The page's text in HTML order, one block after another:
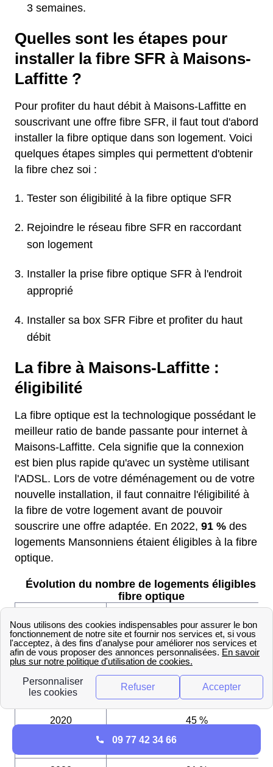
3 semaines.
Quelles sont les étapes pour
installer la fibre SFR à Maisons-
Laffitte ?
Pour profiter du haut débit à Maisons-Laffitte en
souscrivant une offre fibre SFR, il faut tout d'abord
installer la fibre optique dans son logement. Voici
quelques étapes simples qui permettent d'obtenir
la fibre chez soi :
Tester son éligibilité à la fibre optique SFR
Rejoindre le réseau fibre SFR en raccordant
son logement
Installer la prise fibre optique SFR à l'endroit
approprié
Installer sa box SFR Fibre et profiter du haut
débit
La fibre à Maisons-Laffitte :
éligibilité
La fibre optique est la technologique possédant le
meilleur ratio de bande passante pour internet à
Maisons-Laffitte. Cela signifie que la connexion
est bien plus rapide qu'avec un système utilisant
l'ADSL. Lors de votre déménagement ou de votre
nouvelle installation, il faut connaitre l'éligibilité à
la fibre de votre logement avant de pouvoir
souscrire une offre adaptée. En 2022, 91 % des
logements Mansonniens étaient éligibles à la fibre
optique.
Évolution du nombre de logements éligibles à
fibre optique
Année Logements éligibles
2019
2020 45 %
09 77 42 34 66